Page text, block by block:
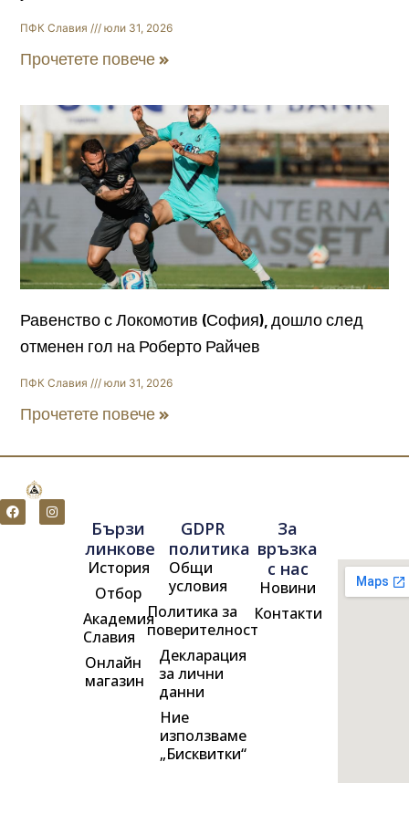
ПФК Славия юли 31, 2026
Прочетете повече »
Равенство с Локомотив (София), дошло след
отменен гол на Роберто Райчев
ПФК Славия юли 31, 2026
Прочетете повече »
F
a
c
I
n
s
Бързи
линкове
История
Отбор
Академия
Славия
Онлайн
магазин
GDPR
политика
Общи
условия
Политика за
поверителност
Декларация
за лични
данни
Ние
използваме
„Бисквитки“
За
връзка
с нас
Новини
Контакти